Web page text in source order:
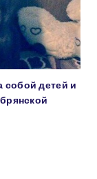
собой детей и